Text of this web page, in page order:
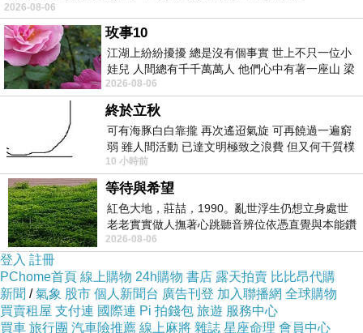
直接下訂就對了！
這樣就等於10%的優惠！ 住客評鑑
比一般使用優惠碼的情況還省！
對於常出遊的朋友相當適用！
也不用花時間找優惠碼！
2.訂貴退價差
有關於訂房，我個人建議是
2026-08-06
玫事10
江湖上紛紛擾擾 總是沒有個事實 世上不只一位小
娃兒 人間總有千千萬萬人 他們心中有著一座山 梁
山佛山泰華衡恆嵩 一山之高
2026-08-06
終於立秋
可有海豚白白靠攏 再次遙迢氣旋 可再饒過一遍窮
弱 雖人間活動 已達文明極致之浪費 但又何干質樸
者 只能白白陪葬
10 小時前
等待與希望
紅色大地，莊喆，1990。亂世浮生仍想立身處世
老老實實做人撫著心跳聽音辨位依憑直覺與本能鑽
向裂隙的亮處探索另一個心聲另一個共鳴的
2026-08-06
登入 註冊
PChome首頁 線上購物 24h購物 書店 露天拍賣 比比昂代購
新聞 /氣象 股市 個人新聞台 廣告刊登 加入聯播網 全球購物
買賣租屋 支付連 國際連 Pi 拍錢包 旅遊 服務中心
買車 旅行團 汽車險推薦 線上麻將 雜誌 星座命理 會員中心